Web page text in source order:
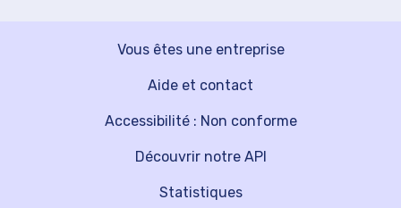
Vous êtes une entreprise
Découvrir notre API
Aide et contact
Statistiques
Accessibilité : Non conforme